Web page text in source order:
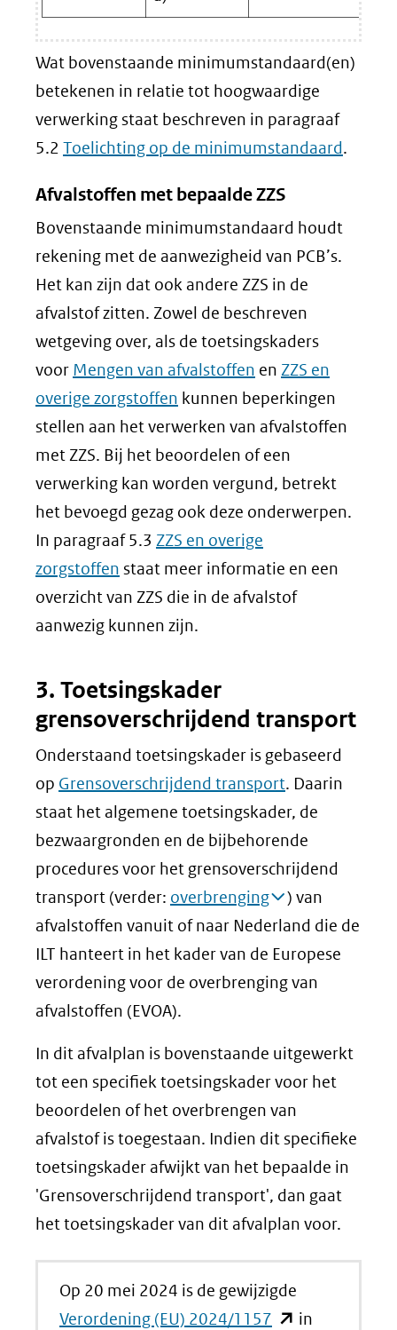
Wat bovenstaande minimumstandaard(en)
betekenen in relatie tot hoogwaardige
verwerking staat beschreven in paragraaf
5.2 Toelichting op de minimumstandaard.
Afvalstoffen met bepaalde ZZS
Bovenstaande minimumstandaard houdt
rekening met de aanwezigheid van PCB’s.
Het kan zijn dat ook andere ZZS in de
afvalstof zitten. Zowel de beschreven
wetgeving over, als de toetsingskaders
voor Mengen van afvalstoffen en ZZS en
overige zorgstoffen kunnen beperkingen
stellen aan het verwerken van afvalstoffen
met ZZS. Bij het beoordelen of een
verwerking kan worden vergund, betrekt
het bevoegd gezag ook deze onderwerpen.
In paragraaf 5.3 ZZS en overige
zorgstoffen staat meer informatie en een
overzicht van ZZS die in de afvalstof
aanwezig kunnen zijn.
3. Toetsingskader
grensoverschrijdend transport
Onderstaand toetsingskader is gebaseerd
op Grensoverschrijdend transport. Daarin
staat het algemene toetsingskader, de
bezwaargronden en de bijbehorende
procedures voor het grensoverschrijdend
transport (verder: overbrenging
) van
afvalstoffen vanuit of naar Nederland die de
ILT hanteert in het kader van de Europese
verordening voor de overbrenging van
afvalstoffen (EVOA).
In dit afvalplan is bovenstaande uitgewerkt
tot een specifiek toetsingskader voor het
beoordelen of het overbrengen van
afvalstof is toegestaan. Indien dit specifieke
toetsingskader afwijkt van het bepaalde in
'Grensoverschrijdend transport', dan gaat
het toetsingskader van dit afvalplan voor.
Op 20 mei 2024 is de gewijzigde
Verordening (EU) 2024/1157 (opent
in